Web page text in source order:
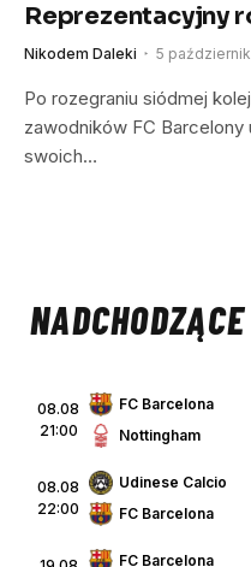
Reprezentacyjny
Nikodem Daleki 5
Po rozegraniu siódmej
zawodników FC Barcelony
swoich…
08.08
21:00
FC Barcelona
Nottingham
08.08
22:00
Udinese Calcio
FC Barcelona
FC Barcelona